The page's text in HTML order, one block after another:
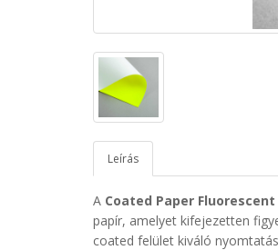
Leírás
A Coated Paper
papír, amelyet kifejezetten
coated felület kiváló